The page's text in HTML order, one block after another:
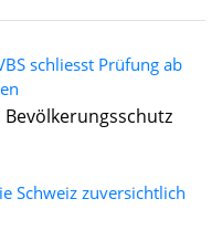
schliesst Prüfung ab
Schweiz zuversichtlich